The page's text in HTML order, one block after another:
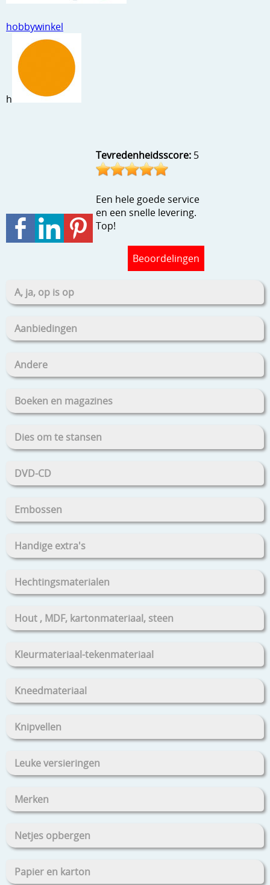
Snijmaterialen
Speciaal papier
Stans machine en embossing machines
Stempels en zo
hobbywinkel
h
Tevredenheidsscore: 5
Een hele goede service
en een snelle levering.
Top!
Beoordelingen
A, ja, op is op
Aanbiedingen
Andere
Boeken en magazines
Dies om te stansen
DVD-CD
Embossen
Handige extra's
Hechtingsmaterialen
Hout , MDF, kartonmateriaal, steen
Kleurmateriaal-tekenmateriaal
Kneedmateriaal
Knipvellen
Leuke versieringen
Merken
Netjes opbergen
Papier en karton